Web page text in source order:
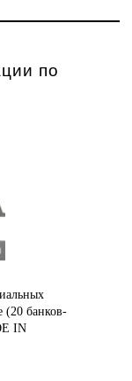
по
(20 банков-
IN